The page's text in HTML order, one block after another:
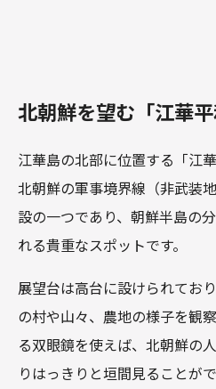
北朝鮮を望む「江華平
江華島の北部に位置する「江
北朝鮮の軍事境界線（非武装
設の一つであり、朝鮮半島の
れる貴重なスポットです。
展望台は高台に設けられてお
の村や山々、農地の様子を観
る双眼鏡を使えば、北朝鮮の
りはっきりと垣間見ることが